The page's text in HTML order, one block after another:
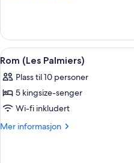
(Oleander)
Åpne
alle
bildene
av
Rom
(Les
1
Rom (Les Palmiers)
Plass til 10 personer
5 kingsize-senger
Wi-fi inkludert
Mer informasjon
Mer